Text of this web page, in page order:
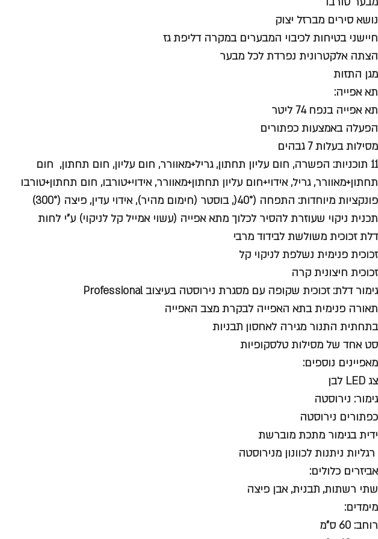
נושא סירים מברזל יצוק
חיישני בטיחות לכיבוי המבערים במקרה דליפת גז
הצתה אלקטרונית נפרדת לכל מבער
מגן התזות
תא אפייה:
תא אפייה בנפח 74 ליטר
הפעלה באמצעות כפתורים
מסילות בעלות 7 גבהים
11 תוכניות: הפשרה, חום עליון תחתון, גריל+מאוורר, חום עליון, חום תחתון, חום
תחתון+מאוורר, גריל, אידוי+חום עליון תחתון+מאוורר, אידוי+טורבו, חום תחתון+טורבו
פונקציות מיוחדות: התפחה (40°(, בוסטר (חימום מהיר), אידוי עדין, פיצה (300°)
תכנית ניקוי שעוזרת להסיר לכלוך מתא אפייה (עשוי אמייל קל לניקוי) ע"י לחות
דלת זכוכית משולשת לבידוד מרבי
זכוכית פנימית נשלפת לניקוי קל
זכוכית חיצונית קרה
גימור דלת: זכוכית שקופה עם מסגרת נירוסטה בעיצוב Professional
תאורה פנימית בתא האפייה לבקרת מצב האפייה
בתחתית התנור מגירה לאחסון תבניות
סט אחד של מסילות טלסקופיות
מאפיינים נוספים:
צג LED לבן
גימור: נירוסטה
כפתורים נירוסטה
ידית בגימור מתכת מוברשת
רגליות ניתנות לכוונון מנירוסטה
אביזרים כלולים:
שתי רשתות, תבנית, אבן פיצה
מימדים:
רוחב: 60 ס"מ